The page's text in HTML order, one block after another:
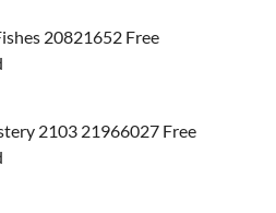
20821652 Free
2103 21966027 Free